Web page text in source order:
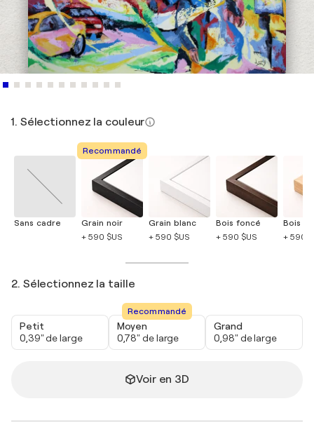
1. Sélectionnez la couleur
Sans cadre
Recommandé
Grain noir
+ 590 $US
Grain blanc
+ 590 $US
Bois foncé
+ 590 $US
Bois
+ 590
2. Sélectionnez la taille
Petit
0,39" de large
Recommandé
Moyen
0,78" de large
Grand
0,98" de large
Voir en 3D